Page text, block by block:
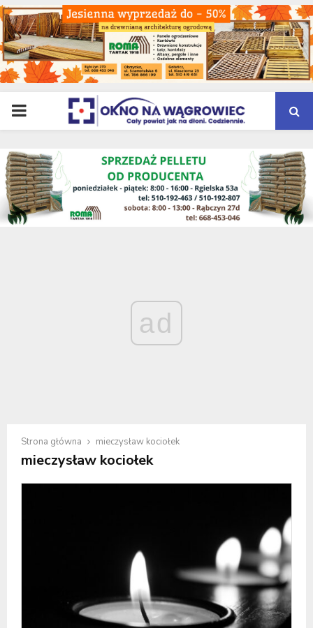
PRIMARY
MENU
ad
Strona główna mieczysław kociołek
mieczysław kociołek